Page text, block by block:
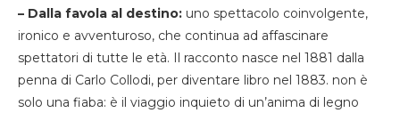
– Dalla favola al destino: uno spettacolo coinvolgente,
ironico e avventuroso, che continua ad affascinare
spettatori di tutte le età. Il racconto nasce nel 1881 dalla
penna di Carlo Collodi, per diventare libro nel 1883. non è
solo una fiaba: è il viaggio inquieto di un’anima di legno